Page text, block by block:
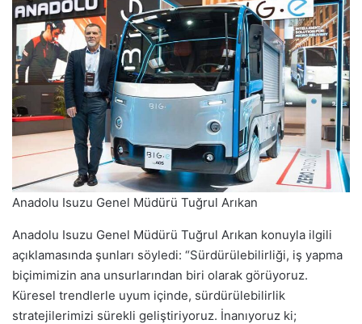
Anadolu Isuzu Genel Müdürü Tuğrul Arıkan
Anadolu Isuzu Genel Müdürü Tuğrul Arıkan konuyla ilgili
açıklamasında şunları söyledi: “Sürdürülebilirliği, iş yapma
biçimimizin ana unsurlarından biri olarak görüyoruz.
Küresel trendlerle uyum içinde, sürdürülebilirlik
stratejilerimizi sürekli geliştiriyoruz. İnanıyoruz ki;